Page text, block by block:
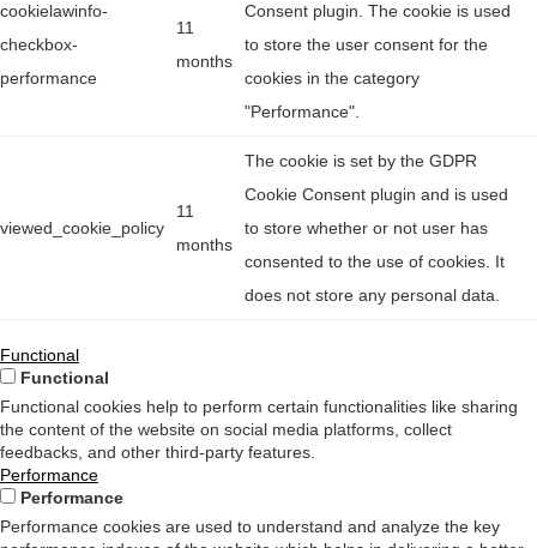
cookielawinfo-
checkbox-
performance
11
months
Consent plugin. The cookie is used
to store the user consent for the
cookies in the category
"Performance".
viewed_cookie_policy
11
months
The cookie is set by the GDPR
Cookie Consent plugin and is used
to store whether or not user has
consented to the use of cookies. It
does not store any personal data.
Functional
Functional
Functional cookies help to perform certain functionalities like sharing
the content of the website on social media platforms, collect
feedbacks, and other third-party features.
Performance
Performance
Performance cookies are used to understand and analyze the key